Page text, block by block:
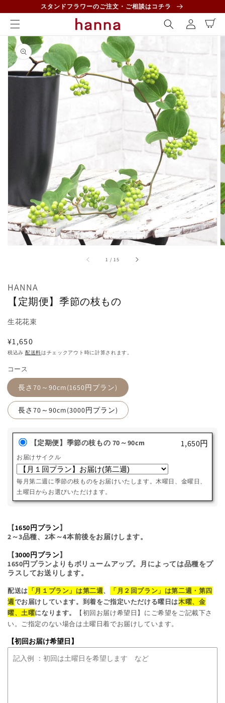
進む
スタンドフラワーのご注文・ご相談はコチラ
グ
イ
カ
ー
商品情
報にス
キップ
リ
ー
ビ
ュ
ー
で
掲
載
さ
て
デ
ィ
1 //15
HANNA
【定期便】季節の枝もの
生花花束
通
常
価
格
¥1,650
税込み 配送料はチェックアウト時に計算されます。
コース
長さ70～90cm(1650円プラン)
長さ70～90cm(3000円プラン)
【定期便】季節の枝もの 70～90cm 1,650円
お届けサイクル
毎月第二週に季節の枝ものをお届けいたします。木曜日、金曜日、
土曜日からお選びいただけます。
【1650円プラン】
2～3品種、2本～4本前後をお届けします。
【3000円プラン】
1650円プランよりもボリュームアップ。月によっては品種をプ
ラスしてお送りします。
配送は 「月１プラン」は第二週、
「月２回プラン」は第二週・第四
週でお届けしています。到着をご指定いただける曜日は木曜、金
曜、土曜になります。
【初回お届け希望日】にご希望をご記載下さ
い。ご指定のない場合は土曜日着でお届けしています。
【初回お届け希望日】